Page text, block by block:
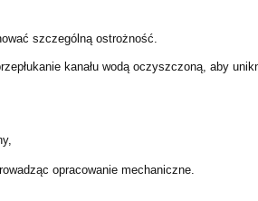
szczególną ostrożność.
kanału wodą oczyszczoną, aby
opracowanie mechaniczne.